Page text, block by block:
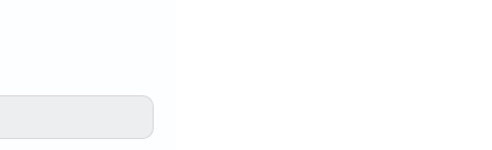
ン、ボウル、